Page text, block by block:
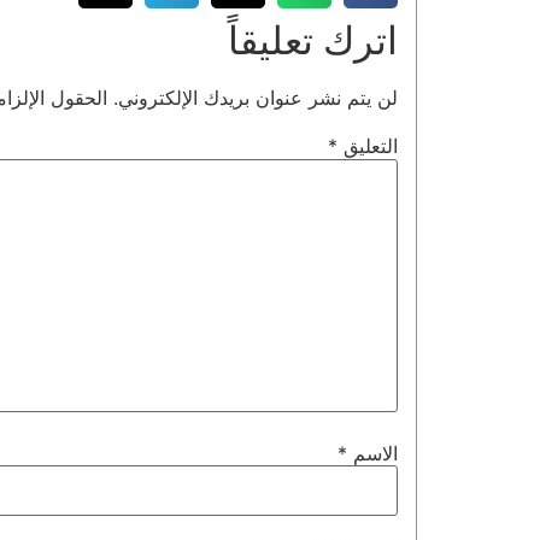
اترك تعليقاً
لن يتم نشر عنوان بريدك الإلكتروني. الحقول
التعليق *
الاسم *